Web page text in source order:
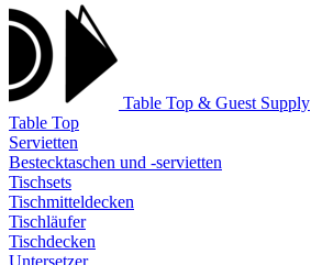
Table Top & Guest Supply
Table Top
Servietten
Bestecktaschen und -servietten
Tischsets
Tischmitteldecken
Tischläufer
Tischdecken